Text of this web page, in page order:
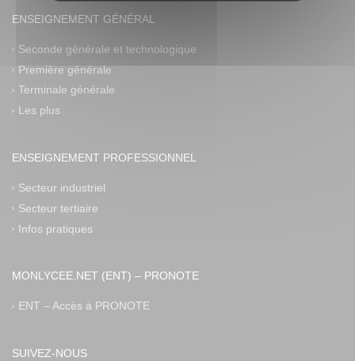
ENSEIGNEMENT GÉNÉRAL
Seconde générale et technologique
Première générale
Terminale générale
Les plus
ENSEIGNEMENT PROFESSIONNEL
Secteur industriel
Secteur tertiaire
Infos pratiques
MONLYCEE.NET (ENT) – PRONOTE
ENT – Accès à PRONOTE
SUIVEZ-NOUS